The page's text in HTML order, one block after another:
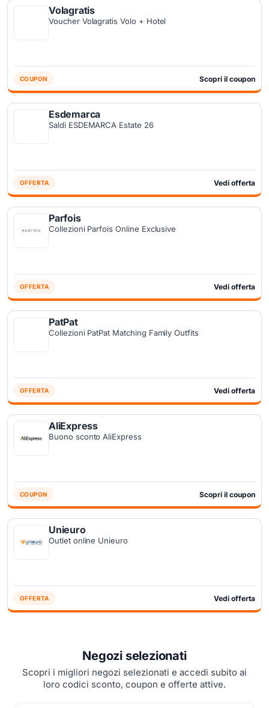
Volagratis
Voucher Volagratis Volo + Hotel
COUPON Scopri il coupon
Esdemarca
Saldi ESDEMARCA Estate 26
OFFERTA Vedi offerta
Parfois
Collezioni Parfois Online Exclusive
OFFERTA Vedi offerta
PatPat
Collezioni PatPat Matching Family Outfits
OFFERTA Vedi offerta
AliExpress
Buono sconto AliExpress
COUPON Scopri il coupon
Unieuro
Outlet online Unieuro
OFFERTA Vedi offerta
Negozi selezionati
Scopri i migliori negozi selezionati e accedi subito ai
loro codici sconto, coupon e offerte attive.